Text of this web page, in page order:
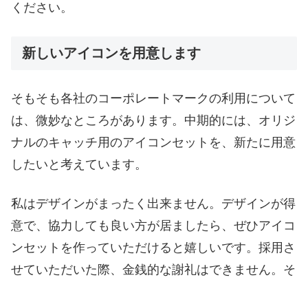
ください。
新しいアイコンを用意します
そもそも各社のコーポレートマークの利用について
は、微妙なところがあります。中期的には、オリジ
ナルのキャッチ用のアイコンセットを、新たに用意
したいと考えています。
私はデザインがまったく出来ません。デザインが得
意で、協力しても良い方が居ましたら、ぜひアイコ
ンセットを作っていただけると嬉しいです。採用さ
せていただいた際、金銭的な謝礼はできません。そ